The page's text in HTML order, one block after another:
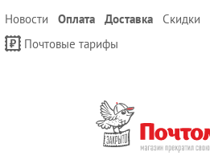
Новости Оплата Доставка Скидки
Почтовые тарифы